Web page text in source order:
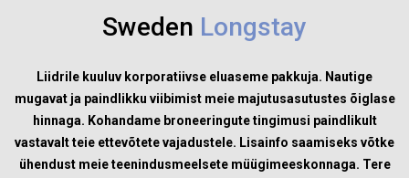
Sweden Longstay
Liidrile kuuluv korporatiivse eluaseme pakkuja. Nautige
mugavat ja paindlikku viibimist meie majutusasutustes õiglase
hinnaga. Kohandame broneeringute tingimusi paindlikult
vastavalt teie ettevõtete vajadustele. Lisainfo saamiseks võtke
ühendust meie teenindusmeelsete müügimeeskonnaga. Tere